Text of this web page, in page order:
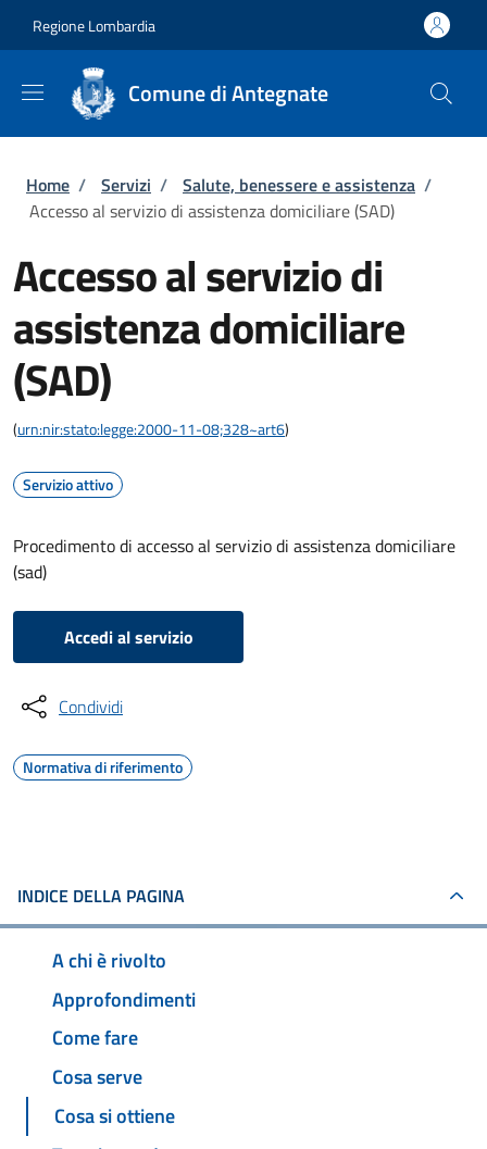
Regione Lombardia
Comune di Antegnate
Briciole di pane
Home / Servizi / Salute, benessere e assistenza /
Accesso al servizio di assistenza domiciliare (SAD)
Accesso al servizio di
assistenza domiciliare
(SAD)
(urn:nir:stato:legge:2000-11-08;328~art6)
Servizio attivo
Procedimento di accesso al servizio di assistenza domiciliare
(sad)
Accedi al servizio
Condividi
Normativa di riferimento
INDICE DELLA PAGINA
A chi è rivolto
Approfondimenti
Come fare
Cosa serve
Cosa si ottiene